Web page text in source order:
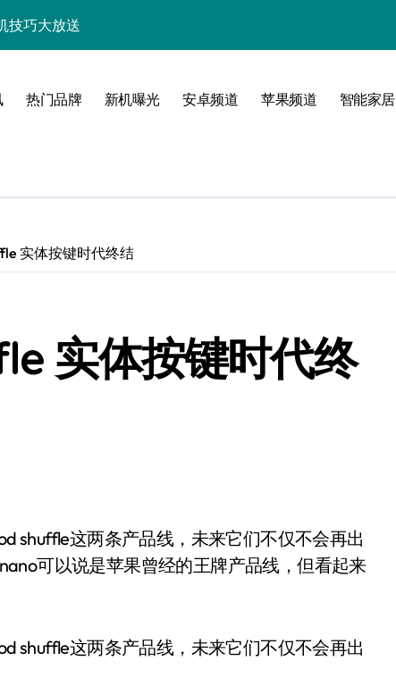
技巧大放送
网打尽！
来瞧！
睹为快！
手握！
不容错过！
领风骚！
热门品牌 新机曝光 安卓频道 苹果频道 智能家居
实体按键时代终结
实体按键时代终
可以说是苹果曾经的王牌产品线，但看起来
shuffle这两条产品线，未来它们不仅不会再出